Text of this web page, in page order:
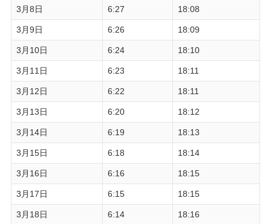
3月8日 6:27 18:08
3月9日 6:26 18:09
3月10日 6:24 18:10
3月11日 6:23 18:11
3月12日 6:22 18:11
3月13日 6:20 18:12
3月14日 6:19 18:13
3月15日 6:18 18:14
3月16日 6:16 18:15
3月17日 6:15 18:15
3月18日 6:14 18:16